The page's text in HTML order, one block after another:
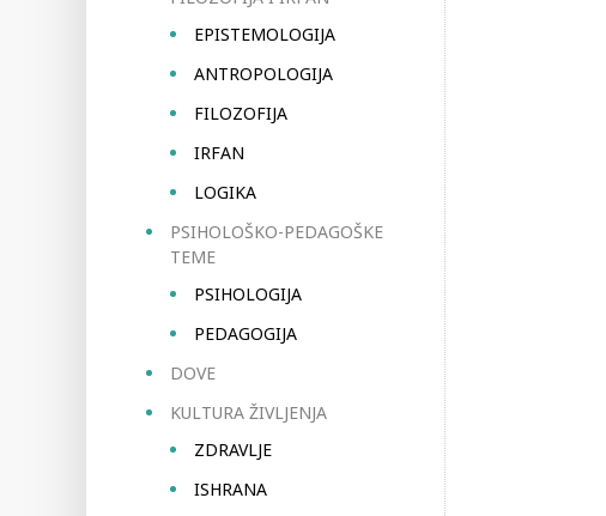
EPISTEMOLOGIJA
ANTROPOLOGIJA
FILOZOFIJA
IRFAN
LOGIKA
PSIHOLOŠKO-PEDAGOŠKE
TEME
PSIHOLOGIJA
PEDAGOGIJA
DOVE
KULTURA ŽIVLJENJA
ZDRAVLJE
ISHRANA